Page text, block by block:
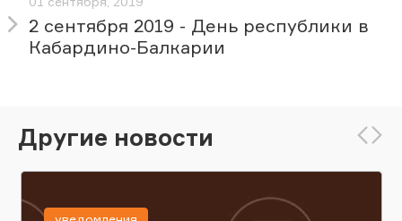
2 сентября 2019 - День республики в
Кабардино-Балкарии
Другие новости